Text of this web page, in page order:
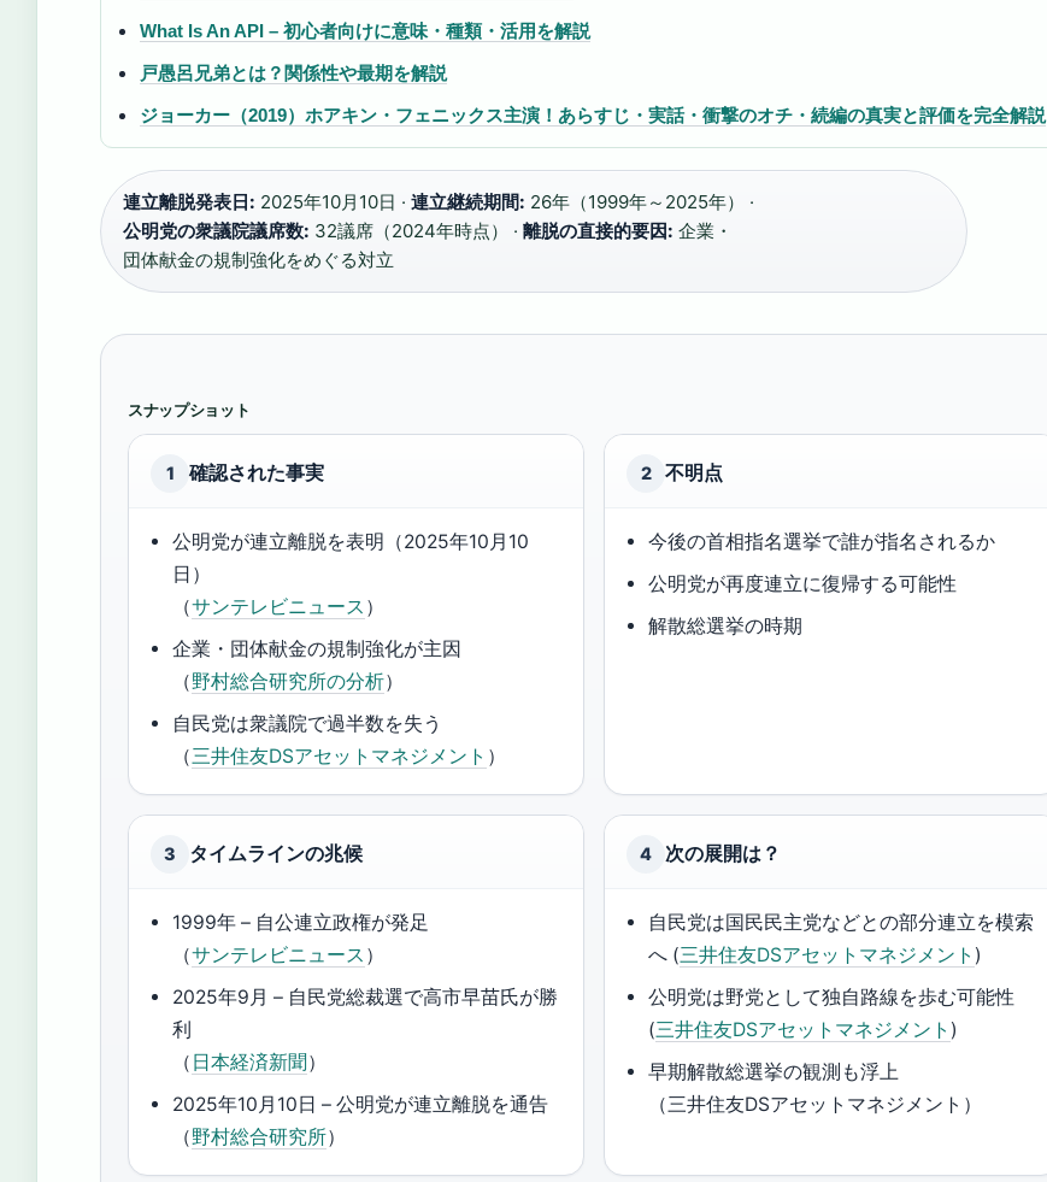
What Is An API – 初心者向けに意味・種類・活用を解説
戸愚呂兄弟とは？関係性や最期を解説
ジョーカー（2019）ホアキン・フェニックス主演！あらすじ・実話・衝撃のオチ・続編の真実と評価を完全解説
連立離脱発表日: 2025年10月10日 · 連立継続期間: 26年（1999年～2025年） ·
公明党の衆議院議席数: 32議席（2024年時点） · 離脱の直接的要因: 企業・
団体献金の規制強化をめぐる対立
スナップショット
1 確認された事実
公明党が連立離脱を表明（2025年10月10
日）
（サンテレビニュース ）
企業・団体献金の規制強化が主因
（野村総合研究所の分析）
自民党は衆議院で過半数を失う
（三井住友DSアセットマネジメント ）
2 不明点
今後の首相指名選挙で誰が指名されるか
公明党が再度連立に復帰する可能性
解散総選挙の時期
3 タイムラインの兆候
1999年 – 自公連立政権が発足
（サンテレビニュース ）
2025年9月 – 自民党総裁選で高市早苗氏が勝
利
（ 日本経済新聞 ）
2025年10月10日 – 公明党が連立離脱を通告
（野村総合研究所）
4 次の展開は？
自民党は国民民主党などとの部分連立を模索
へ (三井住友DSアセットマネジメント )
公明党は野党として独自路線を歩む可能性
(三井住友DSアセットマネジメント )
早期解散総選挙の観測も浮上
（三井住友DSアセットマネジメント）